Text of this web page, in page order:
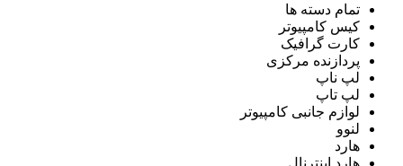
تمام دسته ها
کیس کامپیوتر
کارت گرافیک
پردازنده مرکزی
لپ ناپ
لپ تاپ
لوازم جانبی کامپیوتر
لنوو
هارد
هارد اینترنال